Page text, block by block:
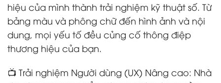
hiệu của mình thành trải nghiệm kỹ thuật số. Từ
bảng màu và phông chữ đến hình ảnh và nội
dung, mọi yếu tố đều củng cố thông điệp
thương hiệu của bạn.
📺 Trải nghiệm Người dùng (UX) Nâng cao: Nhà